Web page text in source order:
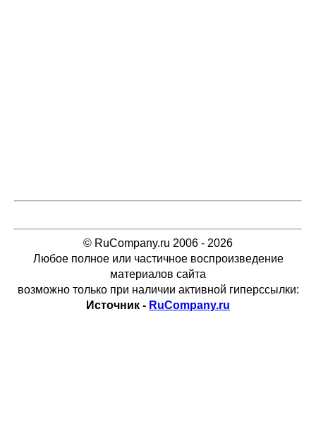
© RuCompany.ru 2006 - 2026
Любое полное или частичное воспроизведение
материалов сайта
возможно только при наличии активной гиперссылки:
Источник - RuCompany.ru